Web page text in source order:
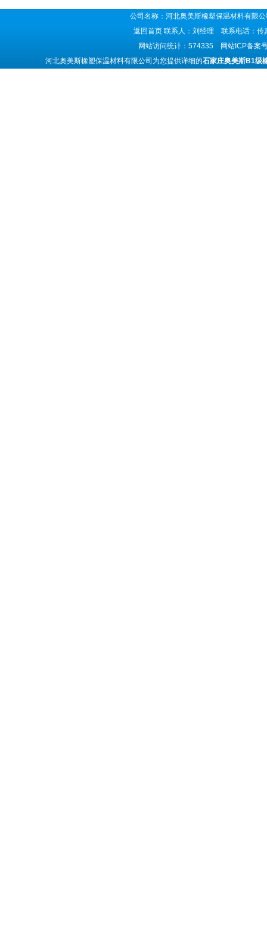
公司名称：河北奥美斯橡塑保温材料有
返回首页 联系人：刘经理 联系电话：
网站访问统计：574335 网站ICP备案
河北奥美斯橡塑保温材料有限公司为您提供详细的石家庄奥美斯B1级